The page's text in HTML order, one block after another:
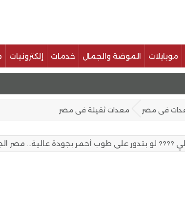
موبايلات الموضة والجمال خدمات إلكترونيات
فى مصر معدات ثقيلة فى مصر
???? لو بتدور على طوب أحمر بجودة عالية… مصر